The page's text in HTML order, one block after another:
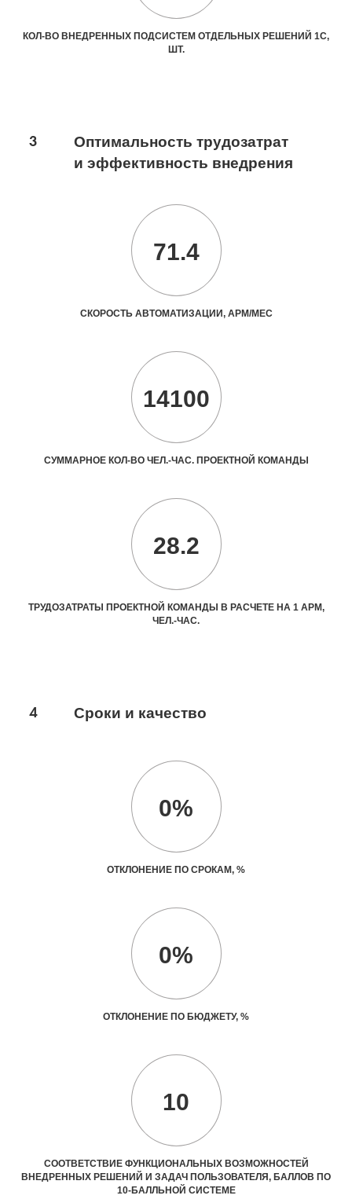
КОЛ-ВО ВНЕДРЕННЫХ ПОДСИСТЕМ ОТДЕЛЬНЫХ РЕШЕНИЙ 1С,
ШТ.
3
Оптимальность трудозатрат
и эффективность внедрения
71.4
СКОРОСТЬ АВТОМАТИЗАЦИИ, АРМ/МЕС
14100
СУММАРНОЕ КОЛ-ВО ЧЕЛ.-ЧАС. ПРОЕКТНОЙ КОМАНДЫ
28.2
ТРУДОЗАТРАТЫ ПРОЕКТНОЙ КОМАНДЫ В РАСЧЕТЕ НА 1 АРМ,
ЧЕЛ.-ЧАС.
4 Сроки и качество
0%
ОТКЛОНЕНИЕ ПО СРОКАМ, %
0%
ОТКЛОНЕНИЕ ПО БЮДЖЕТУ, %
10
СООТВЕТСТВИЕ ФУНКЦИОНАЛЬНЫХ ВОЗМОЖНОСТЕЙ
ВНЕДРЕННЫХ РЕШЕНИЙ И ЗАДАЧ ПОЛЬЗОВАТЕЛЯ, БАЛЛОВ ПО
10-БАЛЛЬНОЙ СИСТЕМЕ